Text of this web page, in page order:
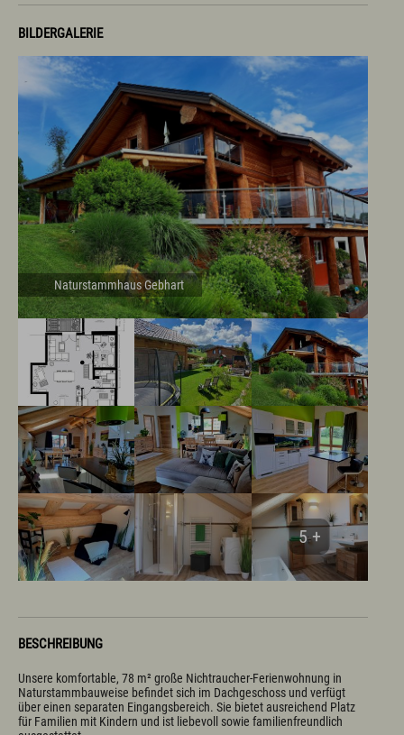
BILDERGALERIE
Naturstammhaus Gebhart
5 +
BESCHREIBUNG
Unsere komfortable, 78 m² große Nichtraucher-Ferienwohnung in
Naturstammbauweise befindet sich im Dachgeschoss und verfügt
über einen separaten Eingangsbereich. Sie bietet ausreichend Platz
für Familien mit Kindern und ist liebevoll sowie familienfreundlich